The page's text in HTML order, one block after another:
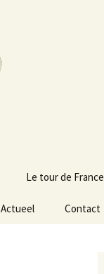
Le tour de France
Actueel Contact